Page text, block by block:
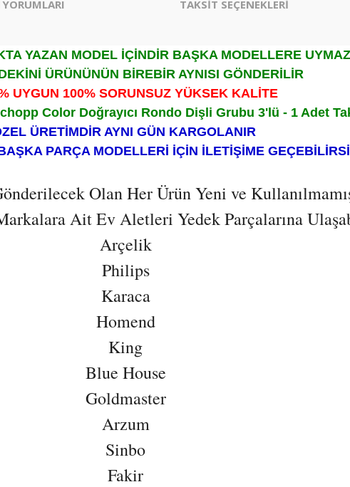
TAKSİT SEÇENEKLERİ
YAZAN MODEL İÇİNDİR BAŞKA MODELLERE UYMAZ
ÜRÜNÜNÜN BİREBİR AYNISI GÖNDERİLİR
UYGUN 100% SORUNSUZ YÜKSEK KALİTE
Color Doğrayıcı Rondo Dişli Grubu 3'lü - 1 Adet
ÜRETİMDİR AYNI GÜN KARGOLANIR
PARÇA MODELLERİ İÇİN İLETİŞİME
Olan Her Ürün Yeni ve
Ait Ev Aletleri Yedek Parçalarına
Arçelik
Philips
Karaca
Homend
King
Blue House
Goldmaster
Arzum
Sinbo
Fakir